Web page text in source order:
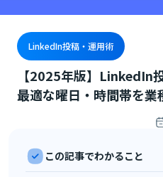
LinkedIn投稿・運用術
【2025年版】LinkedIn
最適な曜日・時間帯を業
この記事でわかること